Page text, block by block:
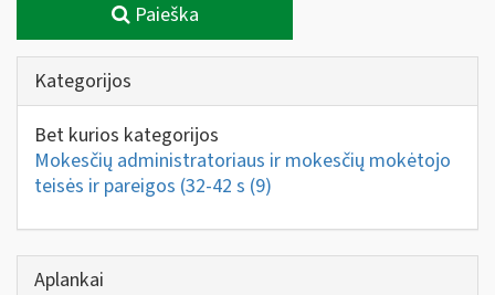
Paieška
Kategorijos
Bet kurios kategorijos
Mokesčių administratoriaus ir mokesčių mokėtojo
teisės ir pareigos (32-42 s (9)
Aplankai